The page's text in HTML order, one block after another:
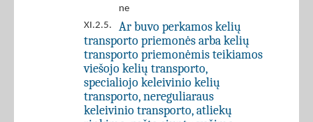
ne
XI.2.5.
Ar buvo perkamos kelių
transporto priemonės arba kelių
transporto priemonėmis teikiamos
viešojo kelių transporto,
specialiojo keleivinio kelių
transporto, nereguliaraus
keleivinio transporto, atliekų